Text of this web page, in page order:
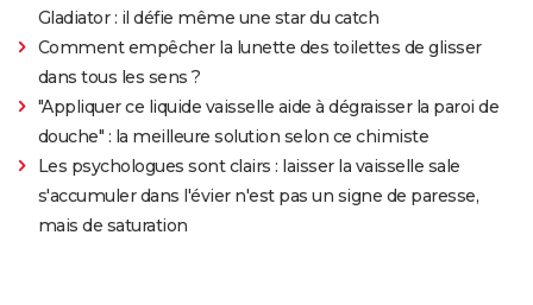
Gladiator : il défie même une star du catch
Comment empêcher la lunette des toilettes de glisser
dans tous les sens ?
"Appliquer ce liquide vaisselle aide à dégraisser la paroi de
douche" : la meilleure solution selon ce chimiste
Les psychologues sont clairs : laisser la vaisselle sale
s'accumuler dans l'évier n'est pas un signe de paresse,
mais de saturation